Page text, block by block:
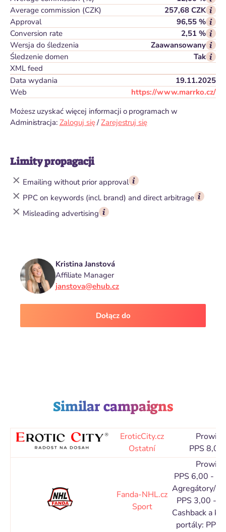
Average commission (CZK)
257,68 CZK
Approval
96,55 %
Conversion rate
2,51 %
Wersja do śledzenia
Zaawansowany
Śledzenie domen
Tak
XML feed
Data wydania
19.11.2025
Web
https://www.marrko.cz/
Możesz uzyskać więcej informacji o programach w
Administracja: Zaloguj się/Zarejestruj się
Limity propagacji
Emailing without prior approval
PPC on keywords (incl. brand) and direct arbitrage
Misleading advertising
Kristina Janstová
Affiliate Manager
janstova@ehub.cz
Dołącz do
Similar campaigns
EroticCity.cz
Ostatní
Prowizja
PPS 8,00
Fanda-NHL.cz
Sport
Prowizja
PPS 6,00 -
Agregátory/
PPS 3,00 -
Cashback a
portály: PPS